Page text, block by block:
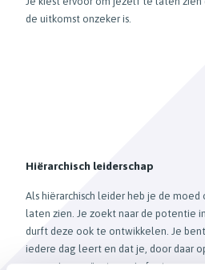
de uitkomst onzeker is.
Hiërarchisch leiderschap
Als hiërarchisch leider heb je de
laten zien. Je zoekt naar de potentie
durft deze ook te ontwikkelen. Je
iedere dag leert en dat je, door daar
omgeving creëert waarin fouten